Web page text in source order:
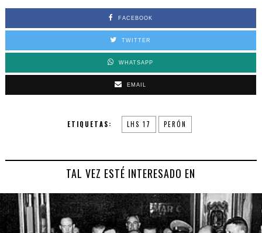
FACEBOOK
TWITTER
WHATSAPP
EMAIL
ETIQUETAS: LHS 17 PERÓN
TAL VEZ ESTÉ INTERESADO EN